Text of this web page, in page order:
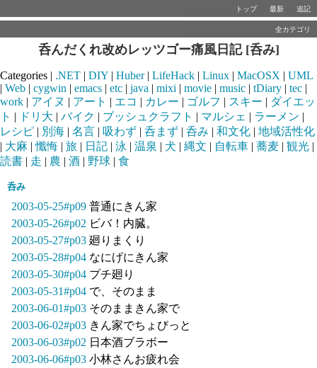
トップ 最新 追記
全カテゴリ
呑んだくれ改めレッツゴー痛風日記 [呑み]
Categories | .NET | DIY | Huber| LifeHack | Linux | MacOSX | UML
| Web | cygwin | emacs | etc | java | mixi | movie | music | tDiary | tec |
work | アイヌ | アート | エコ | カレー | ゴルフ | スキー | ダイエッ
ト | ドリ大 | バイク | ブッシュクラフト | マルシェ | ラーメン |
レシピ | 別海 | 名言 | 吸わず | 呑まず | 呑み | 和文化 | 地域活性化
| 大麻 |懺悔 | 旅 | 日記 | 泳 | 温泉 | 犬 | 縄文 | 自転車 | 蕎麦 | 観光 |
読書 | 走 | 農 | 酒 | 野球 | 食
呑み
2003-05-25#p09 普通にきん家
2003-05-26#p02 ビバ！内臓。
2003-05-27#p03 廻りまくり
2003-05-28#p04 なにげにきん家
2003-05-30#p04 プチ廻り
2003-05-31#p04 で、そのまま
2003-06-01#p03 そのままきん家で
2003-06-02#p03 きん家でちょびっと
2003-06-03#p02 日本酒ブラボー
2003-06-06#p03 小林さんお疲れ会